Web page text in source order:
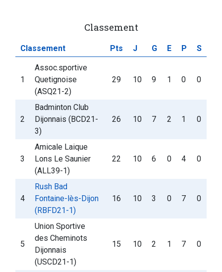
Classement
Classement Pts J G E P S
1
Assoc.sportive
Quetignoise
(ASQ21-2)
29 10 9 1 0 0
2
Badminton Club
Dijonnais (BCD21-
3)
26 10 7 2 1 0
3
Amicale Laique
Lons Le Saunier
(ALL39-1)
22 10 6 0 4 0
4
Rush Bad
Fontaine-lès-Dijon
(RBFD21-1)
16 10 3 0 7 0
5
Union Sportive
des Cheminots
Dijonnais
(USCD21-1)
15 10 2 1 7 0